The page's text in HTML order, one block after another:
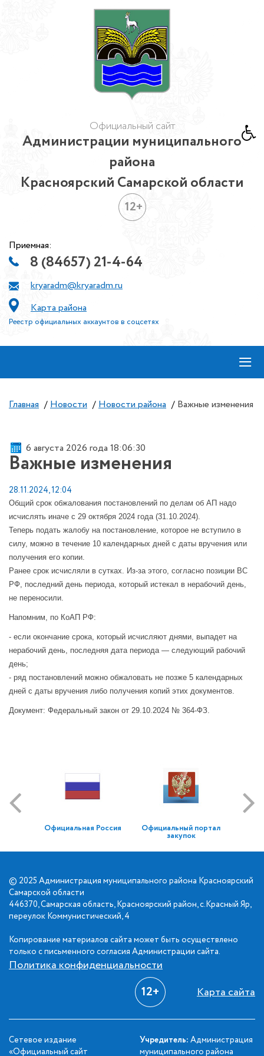
Официальный сайт
Администрации муниципального
района
Красноярский Самарской области
12+
Приемная:
8 (84657) 21-4-64
kryaradm@kryaradm.ru
Карта района
Реестр официальных аккаунтов в соцсетях
≡
Главная / Новости / Новости района / Важные изменения
6 августа 2026 года 18:06:30
Важные изменения
28.11.2024, 12:04
Общий срок обжалования постановлений по делам об АП надо
исчислять иначе с 29 октября 2024 года (31.10.2024).
Теперь подать жалобу на постановление, которое не вступило в
силу, можно в течение 10 календарных дней с даты вручения или
получения его копии.
Ранее срок исчисляли в сутках. Из-за этого, согласно позиции ВС
РФ, последний день периода, который истекал в нерабочий день,
не переносили.
Напомним, по КоАП РФ:
- если окончание срока, который исчисляют днями, выпадет на
нерабочий день, последняя дата периода — следующий рабочий
день;
- ряд постановлений можно обжаловать не позже 5 календарных
дней с даты вручения либо получения копий этих документов.
Документ: Федеральный закон от 29.10.2024 № 364-ФЗ.
Официальная Россия Официальный портал
закупок
© 2025 Администрация муниципального района Красноярский
Самарской области
446370, Самарская область, Красноярский район, с.Красный Яр,
переулок Коммунистический, 4
Копирование материалов сайта может быть осуществлено
только с письменного согласия Администрации сайта.
Политика конфиденциальности
12+ Карта сайта
Сетевое издание
«Официальный сайт
Учредитель: Администрация
муниципального района